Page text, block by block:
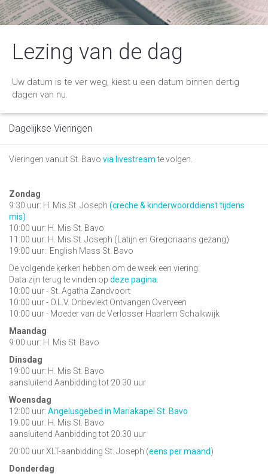
Lezing van de dag
Uw datum is te ver weg, kiest u een datum binnen dertig
dagen van nu.
Dagelijkse Vieringen
Vieringen vanuit St. Bavo via livestreamte volgen.
Zondag
9:30 uur: H. Mis St. Joseph (creche & kinderwoorddienst tijdens
mis)
10:00 uur: H. Mis St. Bavo
11:00 uur: H. Mis St. Joseph (Latijn en Gregoriaans gezang)
19:00 uur: English Mass St. Bavo
De volgende kerken hebben om de week een viering:
Data zijn terug te vinden op deze pagina
10:00 uur - St. Agatha Zandvoort
10:00 uur - O.L.V. Onbevlekt Ontvangen Overveen
10:00 uur - Moeder van de Verlosser Haarlem Schalkwijk
Maandag
9:00 uur: H. Mis St. Bavo
Dinsdag
19:00 uur: H. Mis St. Bavo
aansluitend Aanbidding tot 20.30 uur
Woensdag
12:00 uur: Angelusgebed in Mariakapel St. Bavo
19.00 uur: H. Mis St. Bavo
aansluitend Aanbidding tot 20.30 uur
20:00 uur XLT-aanbidding St. Joseph (eens per maand)
Donderdag